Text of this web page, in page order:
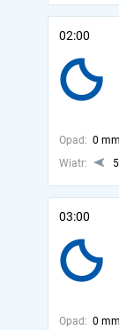
02:00
Opad: 0 mm
Wiatr:
03:00
Opad: 0 mm